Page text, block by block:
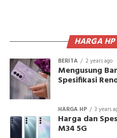
HARGA
BERITA 2 years ago
Mengusung
Spesifikasi
HARGA HP 3 years
Harga dan
M34 5G